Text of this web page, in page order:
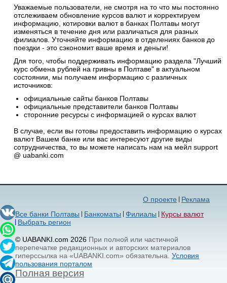
Уважаемые пользователи, не смотря на то что мы постоянно
отслеживаем обновление курсов валют и корректируем
информацию, котировки валют в банках Полтавы могут
изменяться в течение дня или различаться для разных
филиалов. Уточняйте информацию в отделениях банков до
поездки - это сэкономит ваше время и деньги!
Для того, чтобы поддерживать информацию раздела "Лучший
курс обмена рублей на гривны в Полтаве" в актуальном
состоянии, мы получаем информацию с различных
источников:
официальные сайты банков Полтавы
официальные представители банков Полтавы
сторонние ресурсы с информацией о курсах валют
В случае, если вы готовы предоставить информацию о курсах
валют Вашем банке или вас интересуют другие виды
сотрудничества, то вы можете написать нам на мейл support
@ uabanki.com
Реклама
О проекте
Все банки Полтавы
Банкоматы Филиалы
Курсы валют
Выбрать регион
© UABANKI.com 2026 При полной или частичной
перепечатке редакционных и авторских материалов
гиперссылка на «UABANKI.com» обязательна. Условия
пользования порталом
Полная версия